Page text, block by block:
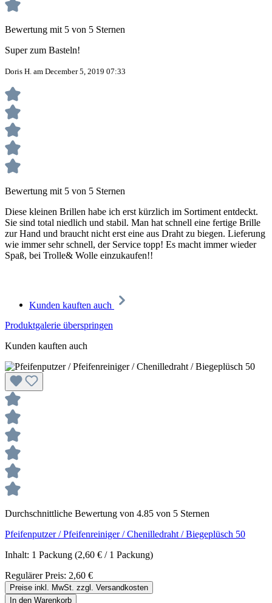
Bewertung mit 5 von 5 Sternen
Super zum Basteln!
Doris H. am December 5, 2019 07:33
Bewertung mit 5 von 5 Sternen
Diese kleinen Brillen habe ich erst kürzlich im Sortiment entdeckt.
Sie sind total niedlich und stabil. Man hat schnell eine fertige Brille
zur Hand und braucht nicht erst eine aus Draht zu biegen. Lieferung
wie immer sehr schnell, der Service topp! Es macht immer wieder
Spaß, bei Trolle& Wolle einzukaufen!!
Kunden kauften auch
Produktgalerie überspringen
Kunden kauften auch
Durchschnittliche Bewertung von 4.85 von 5 Sternen
Pfeifenputzer / Pfeifenreiniger / Chenilledraht / Biegeplüsch 50
Inhalt: 1 Packung (2,60 € / 1 Packung)
Regulärer Preis: 2,60 €
Preise inkl. MwSt. zzgl. Versandkosten
In den Warenkorb